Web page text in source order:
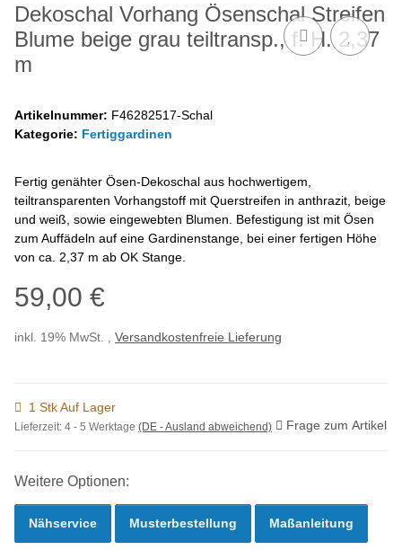
Dekoschal Vorhang Ösenschal Streifen
Blume beige grau teiltransp., f. H. 2,37
m
Artikelnummer: F46282517-Schal
Kategorie: Fertiggardinen
Fertig genähter Ösen-Dekoschal aus hochwertigem,
teiltransparenten Vorhangstoff mit Querstreifen in anthrazit, beige
und weiß, sowie eingewebten Blumen. Befestigung ist mit Ösen
zum Auffädeln auf eine Gardinenstange, bei einer fertigen Höhe
von ca. 2,37 m ab OK Stange.
59,00 €
inkl. 19% MwSt. , Versandkostenfreie Lieferung
1 Stk Auf Lager
Lieferzeit: 4 - 5 Werktage (DE - Ausland abweichend) Frage zum Artikel
Weitere Optionen:
Nähservice Musterbestellung Maßanleitung